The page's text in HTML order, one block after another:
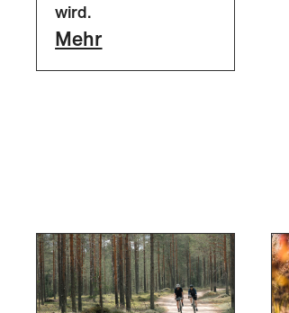
wird.
Mehr